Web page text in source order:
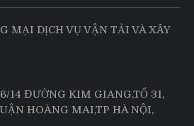
MẠI DỊCH VỤ VẬN TẢI VÀ XÂY
14 ĐƯỜNG KIM GIANG,TỔ 31,
HOÀNG MAI,TP HÀ NỘI,